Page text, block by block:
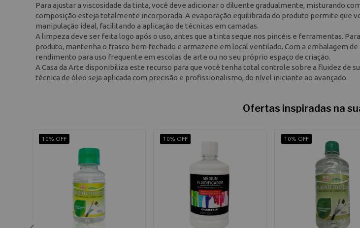
Para ajustar a viscosidade da tinta, você deve adicionar o diluente gradualmente, misturando
composição esteja totalmente incorporada. A evaporação equilibrada do produto permite que
manipulação ideal, facilitando a aplicação de técnicas em camadas.
A limpeza deve ser feita logo após o uso, antes que a tinta seque nos pincéis e ferramentas.
produto, mantenha o frasco bem fechado e armazene em local ventilado. Com a embalagem
rendimento para uso frequente em escolas de arte ou no seu próprio espaço de criação.
A Casa da Arte disponibiliza este recurso para que você tenha total controle sobre a fluidez de
técnica de óleo seja aplicada com precisão e profissionalismo, do nível iniciante ao avançado.
Ofertas inspiradas na
10% OFF 10% OFF 10% OFF